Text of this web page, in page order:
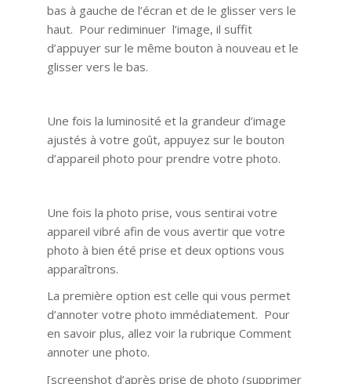
bas à gauche de l’écran et de le glisser vers le
haut. Pour rediminuer l’image, il suffit
d’appuyer sur le même bouton à nouveau et le
glisser vers le bas.
Une fois la luminosité et la grandeur d’image
ajustés à votre goût, appuyez sur le bouton
d’appareil photo pour prendre votre photo.
Une fois la photo prise, vous sentirai votre
appareil vibré afin de vous avertir que votre
photo à bien été prise et deux options vous
apparaîtrons.
La première option est celle qui vous permet
d’annoter votre photo immédiatement. Pour
en savoir plus, allez voir la rubrique Comment
annoter une photo.
[screenshot d’après prise de photo (supprimer